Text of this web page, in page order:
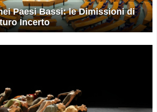
Paesi Bassi: le Dimissioni di
Incerto